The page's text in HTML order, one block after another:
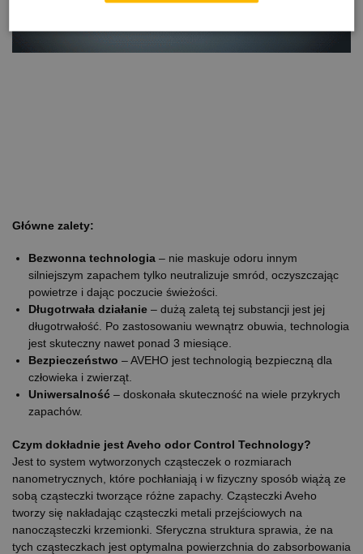
Główne zalety:
Bezwonna technologia – nie maskuje odoru innym
silniejszym zapachem tylko neutralizuje smród, oczyszczając
powietrze i dając poczucie świeżości.
Długotrwała działanie – dużą zaletą tej substancji jest jej
długotrwałość. Po zastosowaniu wewnątrz obuwia, technologia
jest skuteczny nawet ponad 3 miesiące.
Bezpieczeństwo – AVEHO jest technologią bezpieczną dla
człowieka i zwierząt.
Uniwersalność – doskonała skuteczność na wiele przykrych
zapachów.
Czym dokładnie jest Aveho odor Control Technology?
Jest to system wytworzonych cząsteczek o rozmiarach
nanometrycznych, które pochłaniają i w fizyczny sposób wiążą ze
sobą cząsteczki tworzące różne zapachy. Cząsteczki Aveho
tworzy się nakładając cząsteczki metali przejściowych na
nanocząsteczki krzemionki. Sferyczna struktura sprawia, że na
tych cząsteczkach jest optymalna powierzchnia do zabsorbowania